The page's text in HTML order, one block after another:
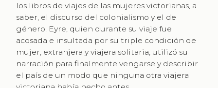
los libros de viajes de las mujeres victorianas, a
saber, el discurso del colonialismo y el de
género. Eyre, quien durante su viaje fue
acosada e insultada por su triple condición de
mujer, extranjera y viajera solitaria, utilizó su
narración para finalmente vengarse y describir
el país de un modo que ninguna otra viajera